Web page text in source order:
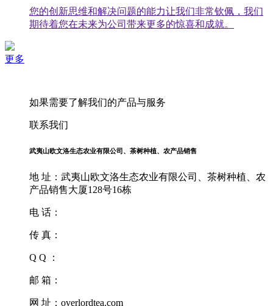
您的创新思维和解决问题的能力让我们非常钦佩，我们
期待着您在未来为公司带来更多的惊喜和成就。
更多
如果需要了解我们的产品与服务
联系我们
武夷山欧文洛生态农业有限公司、茶树种植、农产品销售
地 址：武夷山欧文洛生态农业有限公司、茶树种植、农
产品销售大厦128号16栋
电 话：
传 真：
Q Q ：
邮 箱：
网 址：overlordtea.com